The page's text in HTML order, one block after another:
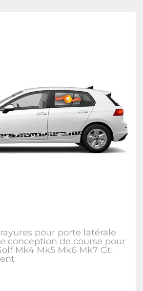
pour porte latérale
conception de course pour
Mk4 Mk5 Mk6 Mk7 Gti